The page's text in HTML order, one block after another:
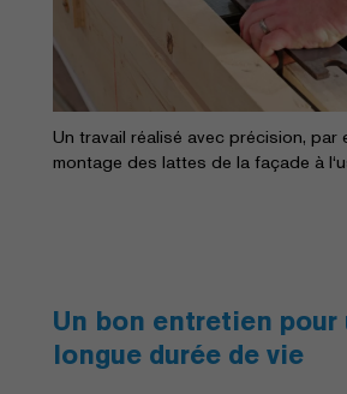
Un travail réalisé avec précision, par
montage des lattes de la façade à
Un bon entretien pour
longue durée de vie